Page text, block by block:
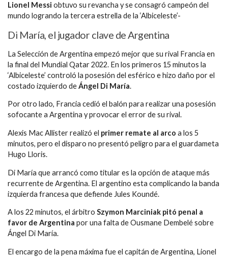
Lionel Messi obtuvo su revancha y se consagró campeón del
mundo logrando la tercera estrella de la ‘Albiceleste’-
Di María, el jugador clave de Argentina
La Selección de Argentina empezó mejor que su rival Francia en
la final del Mundial Qatar 2022. En los primeros 15 minutos la
‘Albiceleste’ controló la posesión del esférico e hizo daño por el
costado izquierdo deÁngel Di María.
Por otro lado, Francia cedió el balón para realizar una posesión
sofocante a Argentina y provocar el error de su rival.
Alexis Mac Allister realizó el primer remate al arco a los 5
minutos, pero el disparo no presentó peligro para el guardameta
Hugo Lloris.
Di María que arrancó como titular es la opción de ataque más
recurrente de Argentina. El argentino esta complicando la banda
izquierda francesa que defiende Jules Koundé.
A los 22 minutos, el árbitro Szymon Marciniak pitó penal a
favor de Argentina por una falta de Ousmane Dembelé sobre
Ángel Di María.
El encargo de la pena máxima fue el capitán de Argentina, Lionel